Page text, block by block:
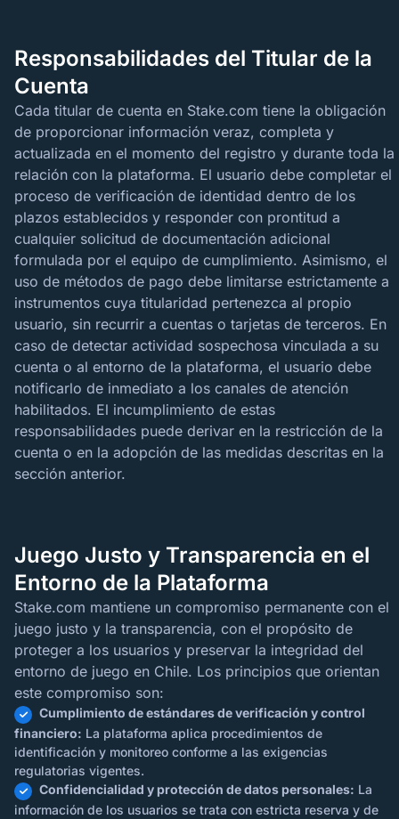
Responsabilidades del Titular de la
Cuenta
Cada titular de cuenta en Stake.com tiene la obligación
de proporcionar información veraz, completa y
actualizada en el momento del registro y durante toda la
relación con la plataforma. El usuario debe completar el
proceso de verificación de identidad dentro de los
plazos establecidos y responder con prontitud a
cualquier solicitud de documentación adicional
formulada por el equipo de cumplimiento. Asimismo, el
uso de métodos de pago debe limitarse estrictamente a
instrumentos cuya titularidad pertenezca al propio
usuario, sin recurrir a cuentas o tarjetas de terceros. En
caso de detectar actividad sospechosa vinculada a su
cuenta o al entorno de la plataforma, el usuario debe
notificarlo de inmediato a los canales de atención
habilitados. El incumplimiento de estas
responsabilidades puede derivar en la restricción de la
cuenta o en la adopción de las medidas descritas en la
sección anterior.
Juego Justo y Transparencia en el
Entorno de la Plataforma
Stake.com mantiene un compromiso permanente con el
juego justo y la transparencia, con el propósito de
proteger a los usuarios y preservar la integridad del
entorno de juego en Chile. Los principios que orientan
este compromiso son:
Cumplimiento de estándares de verificación y control
financiero: La plataforma aplica procedimientos de
identificación y monitoreo conforme a las exigencias
regulatorias vigentes.
Confidencialidad y protección de datos personales: La
información de los usuarios se trata con estricta reserva y de